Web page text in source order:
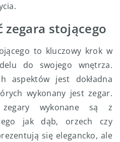
zegara stojącego
to kluczowy krok w
do swojego wnętrza.
aspektów jest dokładna
wykonany jest zegar.
zegary wykonane są z
jak dąb, orzech czy
się elegancko, ale